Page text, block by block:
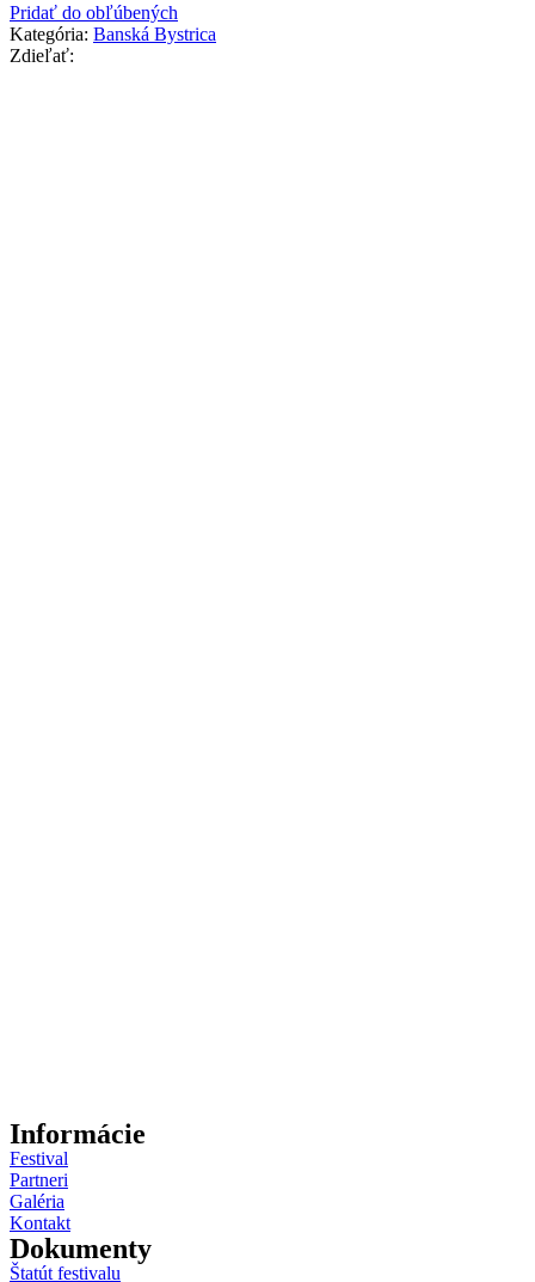
Pridať do obľúbených
Kategória: Banská Bystrica
Zdieľať:
Informácie
Festival
Partneri
Galéria
Kontakt
Dokumenty
Štatút festivalu